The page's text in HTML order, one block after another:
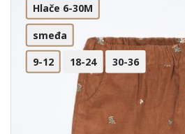
Hlače 6-30M
smeđa
9-12 18-24 30-36